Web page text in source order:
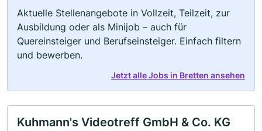
Aktuelle Stellenangebote in Vollzeit, Teilzeit, zur
Ausbildung oder als Minijob – auch für
Quereinsteiger und Berufseinsteiger. Einfach filtern
und bewerben.
Jetzt alle Jobs in Bretten ansehen
Kuhmann's Videotreff GmbH & Co. KG